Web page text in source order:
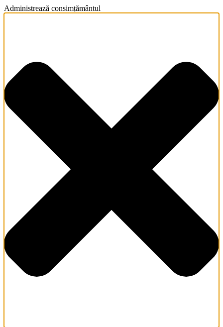
Administrează consimțământul